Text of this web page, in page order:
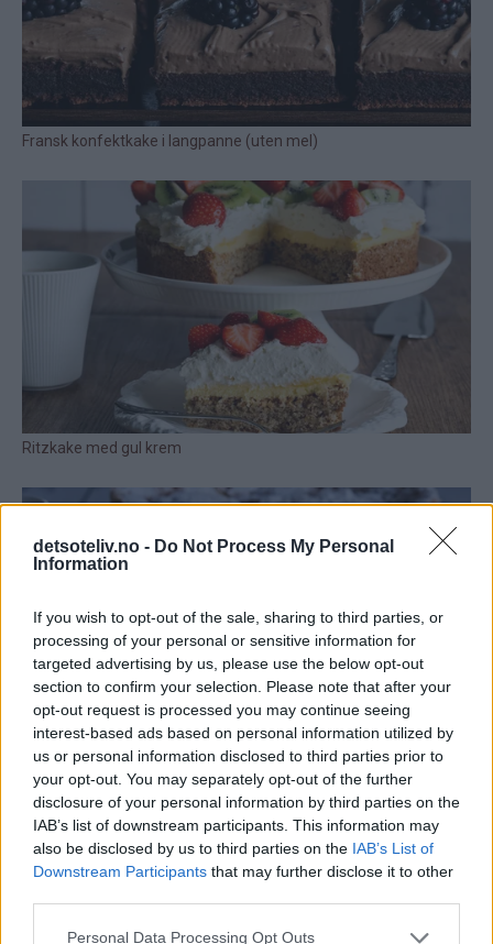
detsoteliv.no - Do Not Process My Personal
Information
If you wish to opt-out of the sale, sharing to third parties, or
processing of your personal or sensitive information for
targeted advertising by us, please use the below opt-out
section to confirm your selection. Please note that after your
opt-out request is processed you may continue seeing
interest-based ads based on personal information utilized by
us or personal information disclosed to third parties prior to
your opt-out. You may separately opt-out of the further
disclosure of your personal information by third parties on the
IAB’s list of downstream participants. This information may
also be disclosed by us to third parties on the IAB’s List of
Downstream Participants that may further disclose it to other
Personal Data Processing Opt Outs